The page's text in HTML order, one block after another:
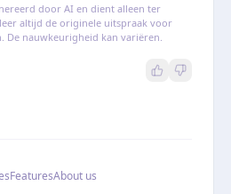
door AI en dient alleen ter
altijd de originele uitspraak voor
De nauwkeurigheid kan variëren.
FeaturesAbout us